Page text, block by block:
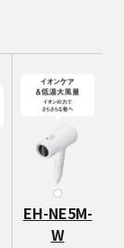
EH-NE5M-
W